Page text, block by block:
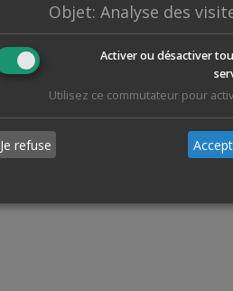
Objet: Analyse des
Activer ou désactiver
Utilisez ce commutateur pour
Je refuse